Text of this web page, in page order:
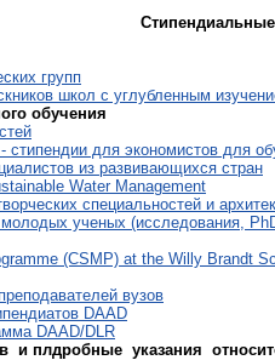
групп
школ с углубленным
обучения
для экономистов для
из развивающихся стран
Water Management
специальностей и
ученых (исследования,
(CSMP) at the Willy Brandt
вузов
DAAD
DAAD/DLR
и плдробные указания